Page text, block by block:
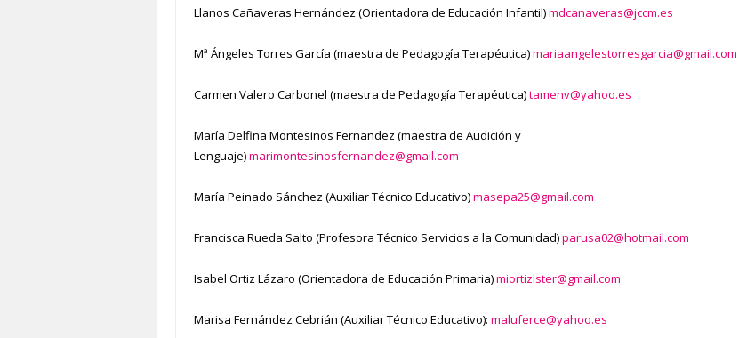
Llanos Cañaveras Hernández (Orientadora de Educación Infantil)mdcanaveras@jccm.es
Mª Ángeles Torres García (maestra de Pedagogía Terapéutica)mariaangelestorresgarcia@gmail.com
Carmen Valero Carbonel (maestra de Pedagogía Terapéutica)tamenv@yahoo.es
María Delfina Montesinos Fernandez (maestra de Audición y
Lenguaje)marimontesinosfernandez@gmail.com
María Peinado Sánchez (Auxiliar Técnico Educativo)masepa25@gmail.com
Francisca Rueda Salto (Profesora Técnico Servicios a la Comunidad)parusa02@hotmail.com
Isabel Ortiz Lázaro (Orientadora de Educación Primaria)miortizlster@gmail.com
Marisa Fernández Cebrián (Auxiliar Técnico Educativo): maluferce@yahoo.es